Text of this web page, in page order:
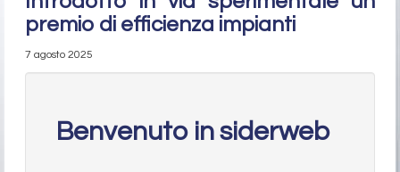
premio di efficienza impianti
7 agosto 2025
Benvenuto in siderweb